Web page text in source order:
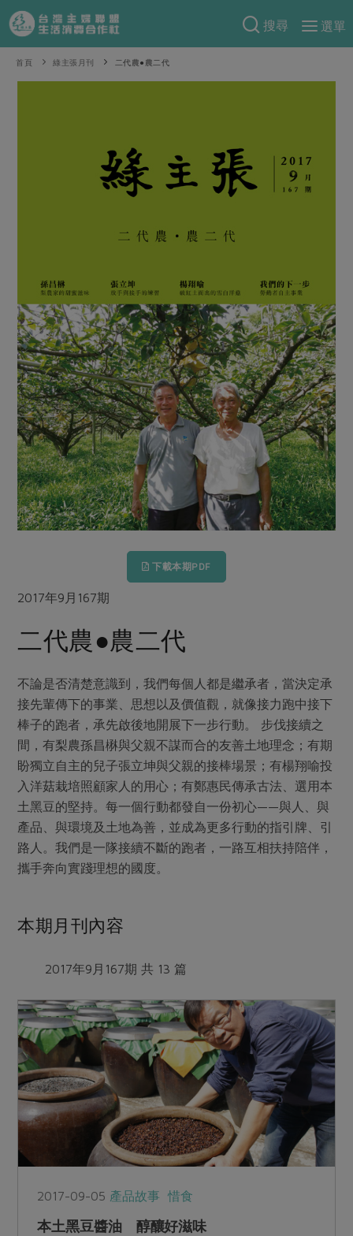
搜尋
選單
產品分類
豆製品 米麵雜糧
肉品・水產
畜產肉類 水產
水畜加工品
調理食材・點心
調味醬料/南北貨 烘焙
休閒零嘴 沖泡飲品
保健食品
美妝保養
日用品 圖書禮品
防災用品
最新產品
優惠專區
素食專區
樂齡友善
蔬食
蛋料理
料理方式
烘焙．點心
醬料
湯品．鍋物
漬物
涼拌沙拉
異國料理
養身食補
節慶大餐
高麗菜海鮮煎餅
防災用品預購圓滿結束
更多預購活動
當季產品
合作25-經典快閃最後一週
合作25-精選產品第四彈
合作25-精選產品第三彈
更多當季產品
議題活動
2024農業發展計畫年度報告
更多議題活動
把最好的台灣味帶回家！
一籃菜真心話
產品故事 生活提案
樂齡生活 親子食育
廚房瑜伽
關注議題
減硝酸鹽 惜食
非基改運動 支持本土農糧
廢核運動 能源議題
減添加物 減塑減廢
食農教育
綠主張月刊
典藏閱覽室
關於我們
合作社組織
員工與求才
產品檢驗
自主把關
檢驗報告
硝酸鹽檢驗
社務專區
最新消息
媒體報導
下載專區
地區活動
社務會議 地區活動
活動報下載
首頁 綠主張月刊 二代農●農二代
下載本期PDF
2017年9月167期
二代農●農二代
不論是否清楚意識到，我們每個人都是繼承者，當決定承
接先輩傳下的事業、思想以及價值觀，就像接力跑中接下
棒子的跑者，承先啟後地開展下一步行動。 步伐接續之
間，有梨農孫昌楙與父親不謀而合的友善土地理念；有期
盼獨立自主的兒子張立坤與父親的接棒場景；有楊翔喻投
入洋菇栽培照顧家人的用心；有鄭惠民傳承古法、選用本
土黑豆的堅持。每一個行動都發自一份初心——與人、與
產品、與環境及土地為善，並成為更多行動的指引牌、引
路人。我們是一隊接續不斷的跑者，一路互相扶持陪伴，
攜手奔向實踐理想的國度。
本期月刊內容
2017年9月167期 共 13 篇
2017-09-05 產品故事 惜食
本土黑豆醬油 醇釀好滋味